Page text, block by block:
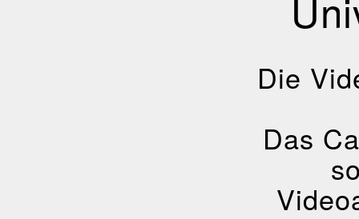
Die
Das